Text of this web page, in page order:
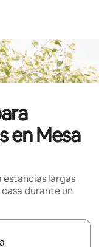
en Mesa
largas
durante un
podrás